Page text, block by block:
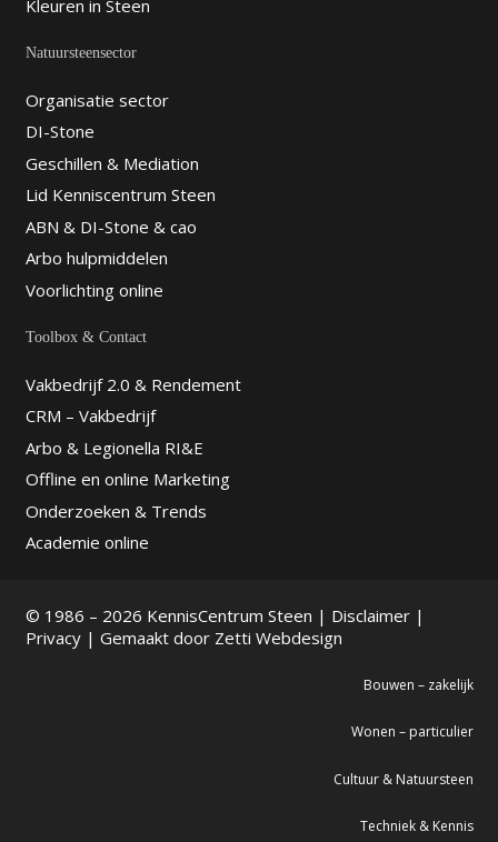
Kleuren in Steen
Natuursteensector
Organisatie sector
DI-Stone
Geschillen & Mediation
Lid Kenniscentrum Steen
ABN & DI-Stone & cao
Arbo hulpmiddelen
Voorlichting online
Toolbox & Contact
Vakbedrijf 2.0 & Rendement
CRM – Vakbedrijf
Arbo & Legionella RI&E
Offline en online Marketing
Onderzoeken & Trends
Academie online
© 1986 – 2026 KennisCentrum Steen | Disclaimer|
Privacy| Gemaakt door Zetti Webdesign
Bouwen – zakelijk
Wonen – particulier
Cultuur & Natuursteen
Techniek & Kennis